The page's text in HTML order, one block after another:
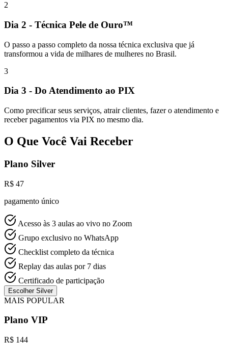
2
Dia 2 - Técnica Pele de Ouro™
O passo a passo completo da nossa técnica exclusiva que já
transformou a vida de milhares de mulheres no Brasil.
3
Dia 3 - Do Atendimento ao PIX
Como precificar seus serviços, atrair clientes, fazer o atendimento e
receber pagamentos via PIX no mesmo dia.
O Que Você Vai Receber
Plano Silver
R$ 47
pagamento único
Acesso às 3 aulas ao vivo no Zoom
Grupo exclusivo no WhatsApp
Checklist completo da técnica
Replay das aulas por 7 dias
Certificado de participação
Escolher Silver
MAIS POPULAR
Plano VIP
R$ 144